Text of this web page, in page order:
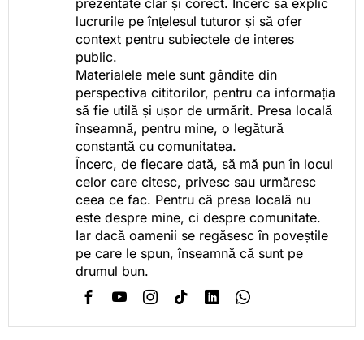
prezentate clar și corect. Încerc să explic
lucrurile pe înțelesul tuturor și să ofer
context pentru subiectele de interes
public.
Materialele mele sunt gândite din
perspectiva cititorilor, pentru ca informația
să fie utilă și ușor de urmărit. Presa locală
înseamnă, pentru mine, o legătură
constantă cu comunitatea.
Încerc, de fiecare dată, să mă pun în locul
celor care citesc, privesc sau urmăresc
ceea ce fac. Pentru că presa locală nu
este despre mine, ci despre comunitate.
Iar dacă oamenii se regăsesc în poveștile
pe care le spun, înseamnă că sunt pe
drumul bun.